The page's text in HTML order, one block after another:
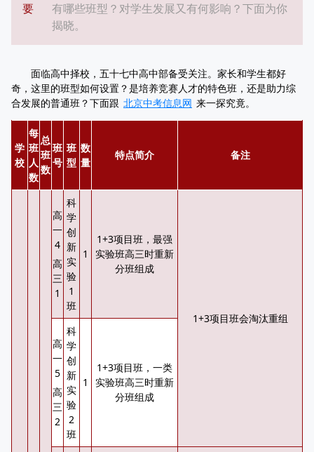
要
有哪些班型？对学生发展又有何影响？下面为你
揭晓。
面临高中择校，五十七中高中部备受关注。家长和学生都好
奇，这里的班型如何设置？是培养竞赛人才的特色班，还是助力综
合发展的普通班？下面跟 北京中考信息网 来一探究竟。
学
校
每
班
人
数
总
班
数
班
号
班
型
数
量
特点简介 备注
高
一
4
高
三
1
科
学
创
新
实
验
1
班
1
1+3项目班，最强
实验班高三时重新
分班组成
1+3项目班会淘汰重组
高
一
5
高
三
2
科
学
创
新
实
验
2
班
1
1+3项目班，一类
实验班高三时重新
分班组成